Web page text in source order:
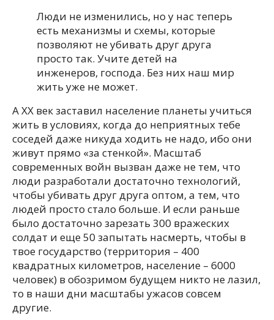
Люди не изменились, но у нас теперь
есть механизмы и схемы, которые
позволяют не убивать друг друга
просто так. Учите детей на
инженеров, господа. Без них наш мир
жить уже не может.
А XX век заставил население планеты учиться
жить в условиях, когда до неприятных тебе
соседей даже никуда ходить не надо, ибо они
живут прямо «за стенкой». Масштаб
современных войн вызван даже не тем, что
люди разработали достаточно технологий,
чтобы убивать друг друга оптом, а тем, что
людей просто стало больше. И если раньше
было достаточно зарезать 300 вражеских
солдат и еще 50 запытать насмерть, чтобы в
твое государство (территория – 400
квадратных километров, население – 6000
человек) в обозримом будущем никто не лазил,
то в наши дни масштабы ужасов совсем
другие.